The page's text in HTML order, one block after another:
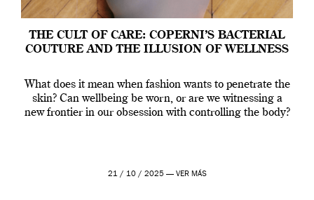
THE CULT OF CARE: COPERNI’S BACTERIAL
COUTURE AND THE ILLUSION OF WELLNESS
What does it mean when fashion wants to penetrate the
skin? Can wellbeing be worn, or are we witnessing a
new frontier in our obsession with controlling the body?
21 / 10 / 2025 — VER MÁS